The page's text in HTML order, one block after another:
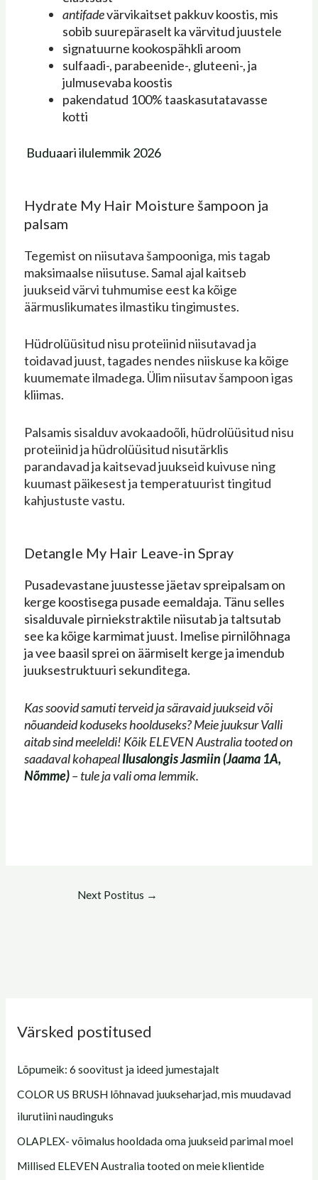
Värsked postitused
Lõpumeik: 6 soovitust ja ideed jumestajalt
COLOR US BRUSH lõhnavad juukseharjad, mis muudavad
ilurutiini naudinguks
OLAPLEX- võimalus hooldada oma juukseid parimal moel
Millised ELEVEN Australia tooted on meie klientide
antifadevärvikaitset pakkuv koostis, mis
sobib suurepäraselt ka värvitud juustele
signatuurne kookospähkli aroom
sulfaadi-, parabeenide-, gluteeni-, ja
julmusevaba koostis
pakendatud 100% taaskasutatavasse
kotti
Buduaari ilulemmik 2026
Hydrate My Hair Moisture šampoon ja
palsam
Tegemist on niisutava šampooniga, mis tagab
maksimaalse niisutuse. Samal ajal kaitseb
juukseid värvi tuhmumise eest ka kõige
äärmuslikumates ilmastiku tingimustes.
Hüdrolüüsitud nisu proteiinid niisutavad ja
toidavad juust, tagades nendes niiskuse ka kõige
kuumemate ilmadega. Ülim niisutav šampoon igas
kliimas.
Palsamis sisalduv avokaadoõli, hüdrolüüsitud nisu
proteiinid ja hüdrolüüsitud nisutärklis
parandavad ja kaitsevad juukseid kuivuse ning
kuumast päikesest ja temperatuurist tingitud
kahjustuste vastu.
Detangle My Hair Leave-in Spray
Pusadevastane juustesse jäetav spreipalsam on
kerge koostisega pusade eemaldaja. Tänu selles
sisalduvale pirniekstraktile niisutab ja taltsutab
see ka kõige karmimat juust. Imelise pirnilõhnaga
ja vee baasil sprei on äärmiselt kerge ja imendub
juuksestruktuuri sekunditega.
Kas soovid samuti terveid ja säravaid juukseid või
nõuandeid koduseks hoolduseks? Meie juuksur Valli
aitab sind meeleldi! Kõik ELEVEN Australia tooted on
saadaval kohapealIlusalongis Jasmiin (Jaama 1A,
Nõmme)– tule ja vali oma lemmik.
Next Postitus →